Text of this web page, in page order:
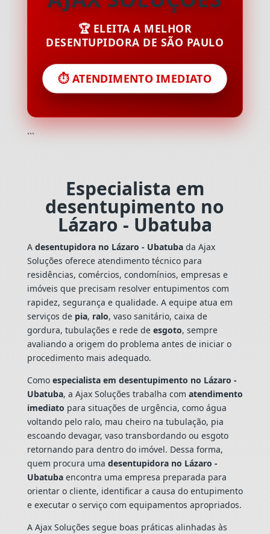
🏆 ELEITA A MELHOR
DESENTUPIDORA DE SÃO PAULO
⏱️ ATENDIMENTO IMEDIATO
```
Especialista em
desentupimento no
Lázaro - Ubatuba
A desentupidora no Lázaro - Ubatubada Ajax
Soluções oferece atendimento técnico para
residências, comércios, condomínios, empresas e
imóveis que precisam resolver entupimentos com
rapidez, segurança e qualidade. A equipe atua em
serviços de pia, ralo, vaso sanitário, caixa de
gordura, tubulações e rede de esgoto, sempre
avaliando a origem do problema antes de iniciar o
procedimento mais adequado.
Como especialista em desentupimento no Lázaro -
Ubatuba, a Ajax Soluções trabalha com atendimento
imediato para situações de urgência, como água
voltando pelo ralo, mau cheiro na tubulação, pia
escoando devagar, vaso transbordando ou esgoto
retornando para dentro do imóvel. Dessa forma,
quem procura uma desentupidora no Lázaro -
Ubatubaencontra uma empresa preparada para
orientar o cliente, identificar a causa do entupimento
e executar o serviço com equipamentos apropriados.
A Ajax Soluções segue boas práticas alinhadas às